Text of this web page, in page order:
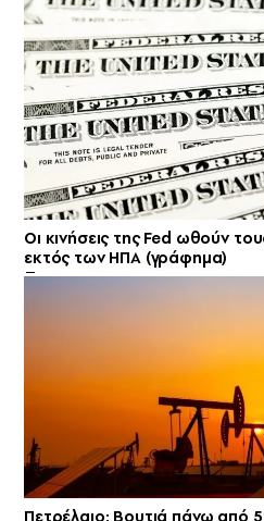
Οι κινήσεις της Fed ωθούν
εκτός των ΗΠΑ (γράφημα)
Πετρέλαιο: Βουτιά πάνω από